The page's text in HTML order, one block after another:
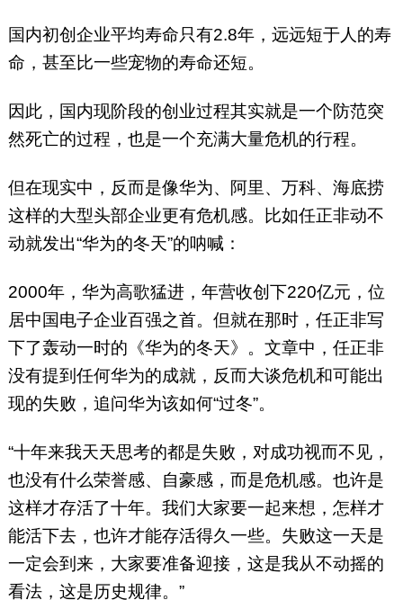
国内初创企业平均寿命只有2.8年，远远短于人的寿
命，甚至比一些宠物的寿命还短。
因此，国内现阶段的创业过程其实就是一个防范突
然死亡的过程，也是一个充满大量危机的行程。
但在现实中，反而是像华为、阿里、万科、海底捞
这样的大型头部企业更有危机感。比如任正非动不
动就发出“华为的冬天”的呐喊：
2000年，华为高歌猛进，年营收创下220亿元，位
居中国电子企业百强之首。但就在那时，任正非写
下了轰动一时的《华为的冬天》。文章中，任正非
没有提到任何华为的成就，反而大谈危机和可能出
现的失败，追问华为该如何“过冬”。
“十年来我天天思考的都是失败，对成功视而不见，
也没有什么荣誉感、自豪感，而是危机感。也许是
这样才存活了十年。我们大家要一起来想，怎样才
能活下去，也许才能存活得久一些。失败这一天是
一定会到来，大家要准备迎接，这是我从不动摇的
看法，这是历史规律。”